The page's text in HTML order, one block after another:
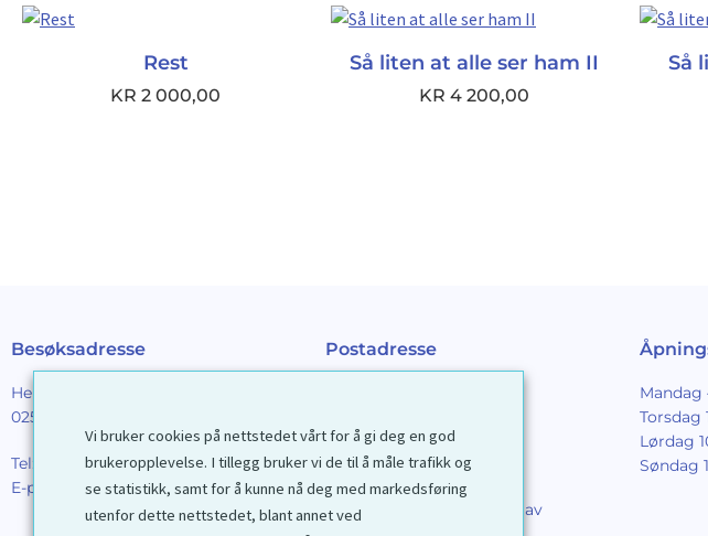
Rest
KR 2 000,00
Så liten at alle ser ham II
KR 4 200,00
Så
Besøksadresse
Henrik Ibsens gt. 90
0255 Oslo
Tel:
22 44 85 86
E-post:
galleri@d40.no
Postadresse
0201 Oslo
Mobilnummer til sporing av
Mandag
Torsdag
Lørdag
Søndag
Vi bruker cookies på nettstedet vårt for å gi deg en god
brukeropplevelse. I tillegg bruker vi de til å måle trafikk og
se statistikk, samt for å kunne nå deg med markedsføring
utenfor dette nettstedet, blant annet ved